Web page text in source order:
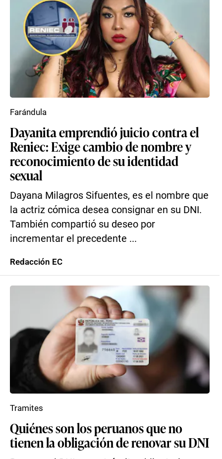
Dayanita emprendió juicio contra el
Reniec: Exige cambio de nombre y
reconocimiento de su identidad
sexual
Dayana Milagros Sifuentes, es el nombre que
la actriz cómica desea consignar en su DNI.
También compartió su deseo por
incrementar el precedente ...
Farándula
Redacción EC
Quiénes son los peruanos que no
tienen la obligación de renovar su DNI
Tramites